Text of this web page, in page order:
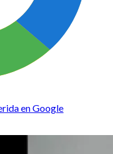
en Google